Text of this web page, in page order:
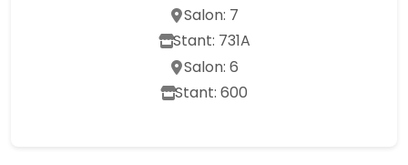
Salon: 7
Stant: 731A
Salon: 6
Stant: 600